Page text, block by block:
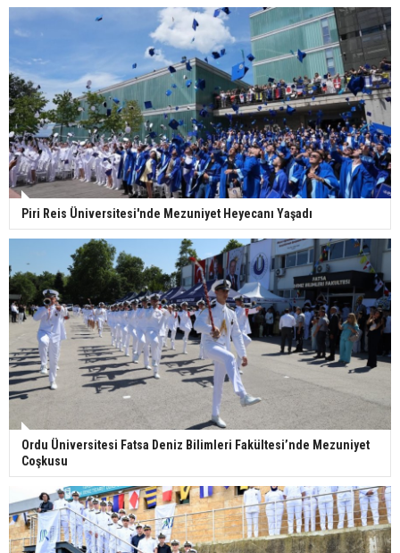
Piri Reis Üniversitesi'nde Mezuniyet Heyecanı Yaşadı
Ordu Üniversitesi Fatsa Deniz Bilimleri Fakültesi’nde Mezuniyet
Coşkusu